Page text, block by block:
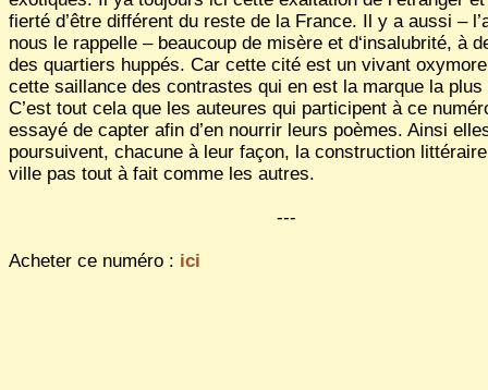
fierté d’être différent du reste de la France. Il y a aussi –
nous le rappelle – beaucoup de misère et d‘insalubrité, à
des quartiers huppés. Car cette cité est un vivant oxymore
cette saillance des contrastes qui en est la marque la plus
C’est tout cela que les auteures qui participent à ce
essayé de capter afin d’en nourrir leurs poèmes. Ainsi
poursuivent, chacune à leur façon, la construction
ville pas tout à fait comme les autres.
---
Acheter ce numéro : ici